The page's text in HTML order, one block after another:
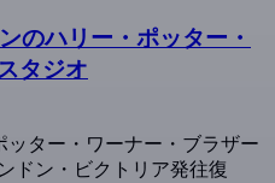
のハリー・ポッター・
タジオ
ッター・ワーナー・ブラザー
ドン・ビクトリア発往復